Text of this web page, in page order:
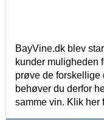
BayVine.dk blev
kunder muligheden
prøve de forskellige
behøver du derfor
samme vin. Klik her